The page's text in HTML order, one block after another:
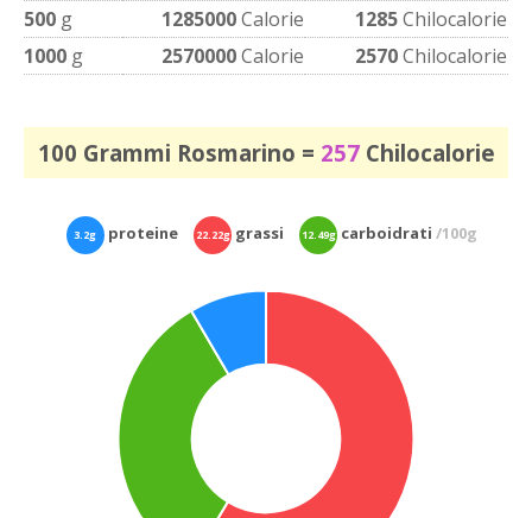
500 g 1285000Calorie 1285Chilocalorie
1000 g 2570000Calorie 2570Chilocalorie
100 Grammi Rosmarino = 257Chilocalorie
3.2g proteine 22.22g grassi 12.49g carboidrati/100g